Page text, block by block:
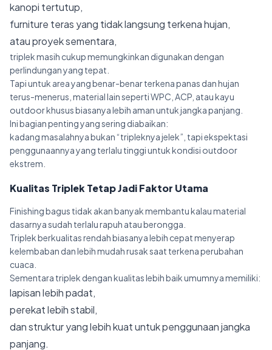
kanopi tertutup,
furniture teras yang tidak langsung terkena hujan,
atau proyek sementara,
triplek masih cukup memungkinkan digunakan dengan
perlindungan yang tepat.
Tapi untuk area yang benar-benar terkena panas dan hujan
terus-menerus, material lain seperti WPC, ACP, atau kayu
outdoor khusus biasanya lebih aman untuk jangka panjang.
Ini bagian penting yang sering diabaikan:
kadang masalahnya bukan “tripleknya jelek”, tapi ekspektasi
penggunaannya yang terlalu tinggi untuk kondisi outdoor
ekstrem.
Kualitas Triplek Tetap Jadi Faktor Utama
Finishing bagus tidak akan banyak membantu kalau material
dasarnya sudah terlalu rapuh atau berongga.
Triplek berkualitas rendah biasanya lebih cepat menyerap
kelembaban dan lebih mudah rusak saat terkena perubahan
cuaca.
Sementara triplek dengan kualitas lebih baik umumnya memiliki:
lapisan lebih padat,
perekat lebih stabil,
dan struktur yang lebih kuat untuk penggunaan jangka
panjang.